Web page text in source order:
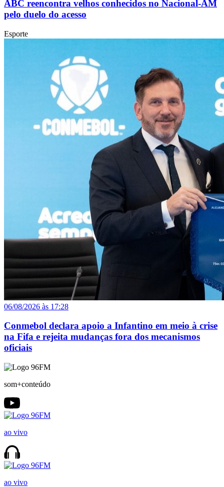
ABC reencontra velhos conhecidos no Nacional-AM
pelo duelo do acesso
Esporte
06/08/2026 às 17:28
Conmebol declara apoio a Infantino em meio à crise
na Fifa e rejeita mudanças fora dos mecanismos
oficiais
som+conteúdo
ao vivo
ao vivo